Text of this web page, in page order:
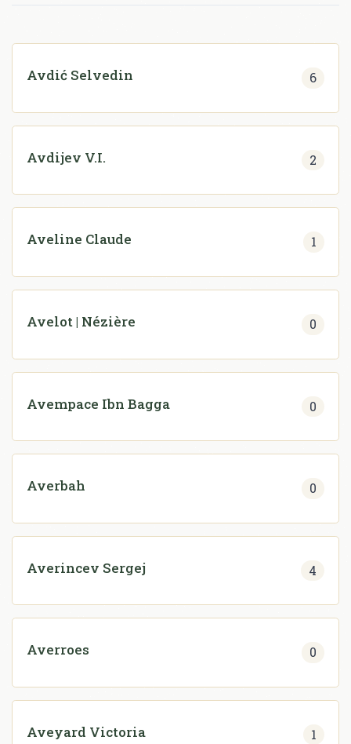
Avdić Selvedin 6
Avdijev V.I. 2
Aveline Claude 1
Avelot | Nézière 0
Avempace Ibn Bagga 0
Averbah 0
Averincev Sergej 4
Averroes 0
Aveyard Victoria 1